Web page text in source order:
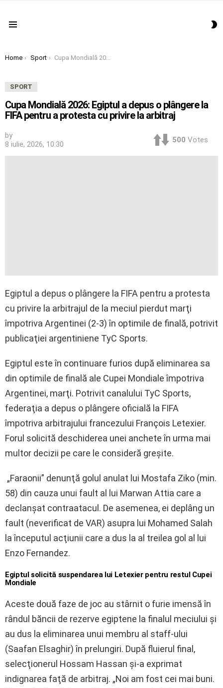
You are here:
Home Sport Cupa Mondială 2026: Egiptul a depus o plângere la FIFA pentru a protesta cu privire la arbitraj
SPORT
Cupa Mondială 2026: Egiptul a depus o plângere la
FIFA pentru a protesta cu privire la arbitraj
by
8 iulie, 2026, 10:30
500 Votes
Egiptul a depus o plângere la FIFA pentru a protesta
cu privire la arbitrajul de la meciul pierdut marţi
împotriva Argentinei (2-3) în optimile de finală, potrivit
publicaţiei argentiniene TyC Sports.
Egiptul este în continuare furios după eliminarea sa
din optimile de finală ale Cupei Mondiale împotriva
Argentinei, marţi. Potrivit canalului TyC Sports,
federaţia a depus o plângere oficială la FIFA
împotriva arbitrajului francezului François Letexier.
Forul solicită deschiderea unei anchete în urma mai
multor decizii pe care le consideră greşite.
„Faraonii” denunţă golul anulat lui Mostafa Ziko (min.
58) din cauza unui fault al lui Marwan Attia care a
declanşat contraatacul. De asemenea, ei deplâng un
fault (neverificat de VAR) asupra lui Mohamed Salah
la începutul acţiunii care a dus la al treilea gol al lui
Enzo Fernandez.
Egiptul solicită suspendarea lui Letexier pentru restul Cupei
Mondiale
Aceste două faze de joc au stârnit o furie imensă în
rândul băncii de rezerve egiptene la finalul meciului şi
au dus la eliminarea unui membru al staff-ului
(Saafan Elsaghir) în prelungiri. După fluierul final,
selecţionerul Hossam Hassan şi-a exprimat
indignarea faţă de arbitraj. „Noi am fost cei mai buni.